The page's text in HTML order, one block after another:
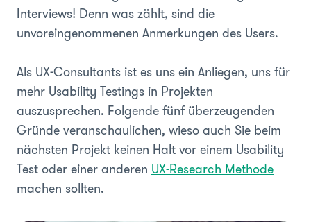
Interviews! Denn was zählt, sind die
unvoreingenommenen Anmerkungen des Users.
Als UX-Consultants ist es uns ein Anliegen, uns für
mehr Usability Testings in Projekten
auszusprechen. Folgende fünf überzeugenden
Gründe veranschaulichen, wieso auch Sie beim
nächsten Projekt keinen Halt vor einem Usability
Test oder einer anderen UX-Research Methode
machen sollten.